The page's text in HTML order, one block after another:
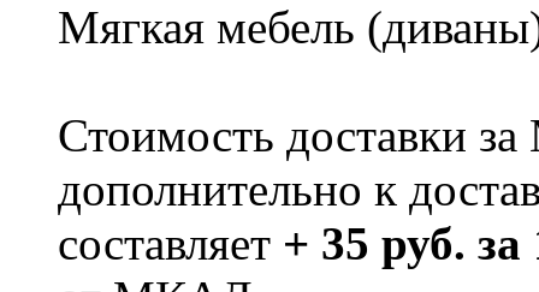
Мягкая мебель
Стоимость доставки
дополнительно к
составляет + 35 руб.